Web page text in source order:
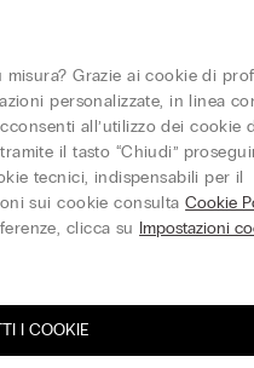
SAO
14026-
Chiuso
misura? Grazie ai cookie di
personalizzate, in linea
all’utilizzo dei cookie
il tasto “Chiudi”
tecnici, indispensabili per il
sui cookie consultaCookie
clicca su Impostazioni
I COOKIE